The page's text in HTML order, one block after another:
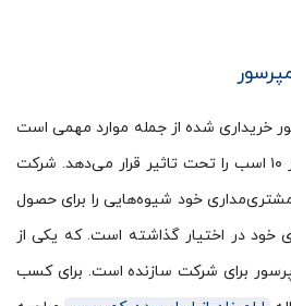
خریداری شده از جمله موارد مهمی است
که خرید یک کمپرسور بیتزر ۱۰ اسب را تحت تاثیر قرار می­‌دهد. شرکت
خود شیوه­‌هایی را برای حصول
خود در اختیار گذاشته است. که یکی از
برای شرکت سازنده است. برای کسب